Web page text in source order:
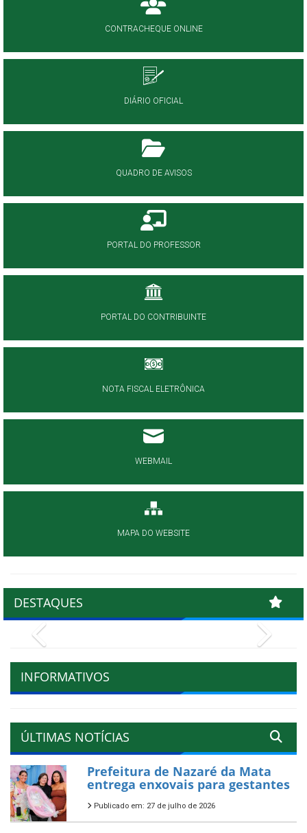
CONTRACHEQUE ONLINE
DIÁRIO OFICIAL
QUADRO DE AVISOS
PORTAL DO PROFESSOR
PORTAL DO CONTRIBUINTE
NOTA FISCAL ELETRÔNICA
WEBMAIL
MAPA DO WEBSITE
DESTAQUES
INFORMATIVOS
ÚLTIMAS NOTÍCIAS
Prefeitura de Nazaré da Mata
entrega enxovais para gestantes
Publicado em: 27 de julho de 2026